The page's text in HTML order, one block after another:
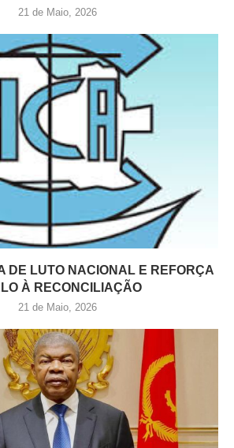
21 de Maio, 2026
DE LUTO NACIONAL E REFORÇA
À RECONCILIAÇÃO
21 de Maio, 2026